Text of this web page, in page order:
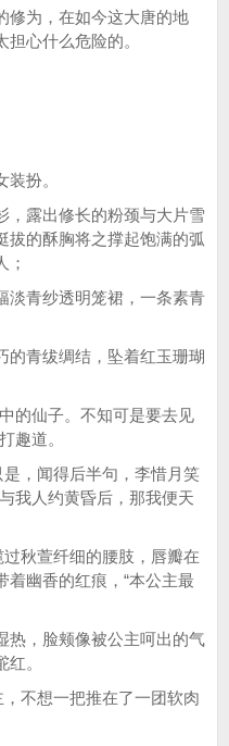
修为，在如今这大唐的地
心什么危险的。
扮。
，露出修长的粉颈与大片雪
拔的酥胸将之撑起饱满的弧
；
淡青纱透明笼裙，一条素青
的青绂绸结，坠着红玉珊瑚
的仙子。不知可是要去见
趣道。
，闻得后半句，李惜月笑
我人约黄昏后，那我便天
秋萱纤细的腰肢，唇瓣在
幽香的红痕，“本公主最
热，脸颊像被公主呵出的气
。
不想一把推在了一团软肉